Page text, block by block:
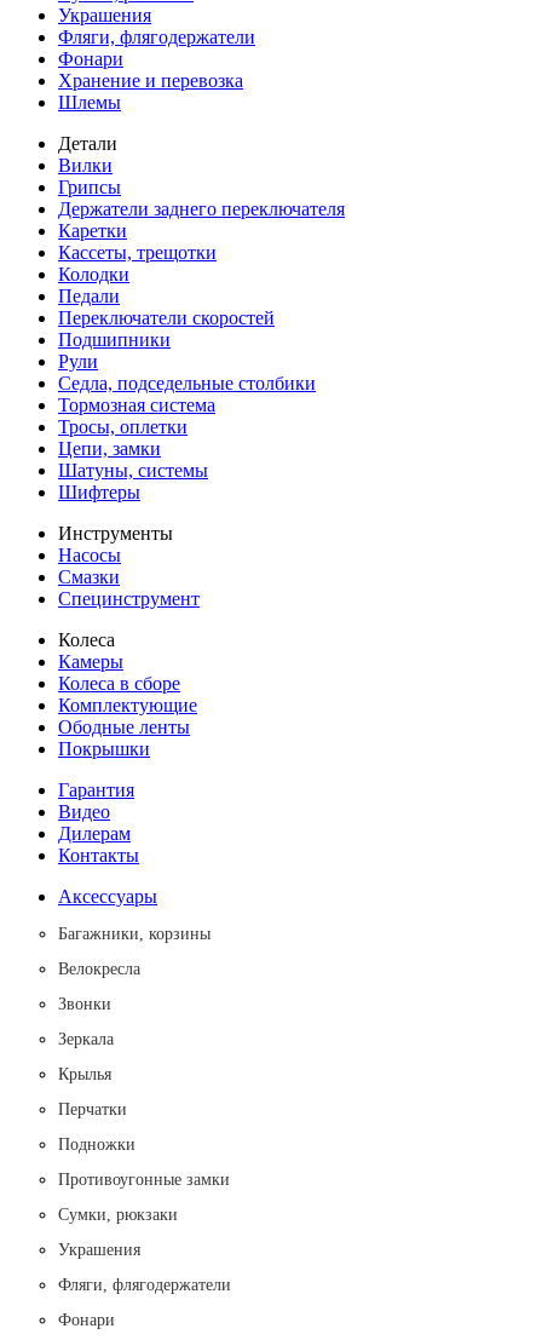
Украшения
Фляги, флягодержатели
Фонари
Хранение и перевозка
Шлемы
Детали
Вилки
Грипсы
Держатели заднего переключателя
Каретки
Кассеты, трещотки
Колодки
Педали
Переключатели скоростей
Подшипники
Рули
Седла, подседельные столбики
Тормозная система
Тросы, оплетки
Цепи, замки
Шатуны, системы
Шифтеры
Инструменты
Насосы
Смазки
Специнструмент
Колеса
Камеры
Колеса в сборе
Комплектующие
Ободные ленты
Покрышки
Гарантия
Видео
Дилерам
Контакты
Аксессуары
Багажники, корзины
Велокресла
Звонки
Зеркала
Крылья
Перчатки
Подножки
Противоугонные замки
Сумки, рюкзаки
Украшения
Фляги, флягодержатели
Фонари